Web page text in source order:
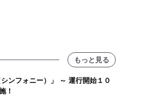
もっと見る
ンフォニー）」 ～ 運行開始１０
！